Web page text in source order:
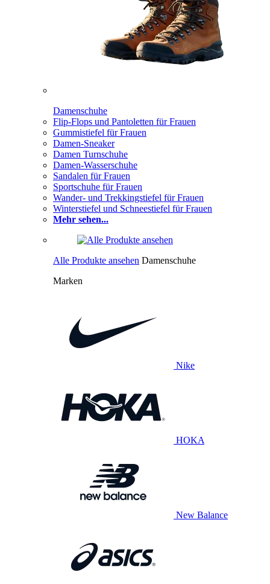
Damenschuhe
Flip-Flops und Pantoletten für Frauen
Gummistiefel für Frauen
Damen-Sneaker
Damen Turnschuhe
Damen-Wasserschuhe
Sandalen für Frauen
Sportschuhe für Frauen
Wander- und Trekkingstiefel für Frauen
Winterstiefel und Schneestiefel für Frauen
Mehr sehen...
Alle Produkte ansehen Damenschuhe
Marken
Nike
HOKA
New Balance